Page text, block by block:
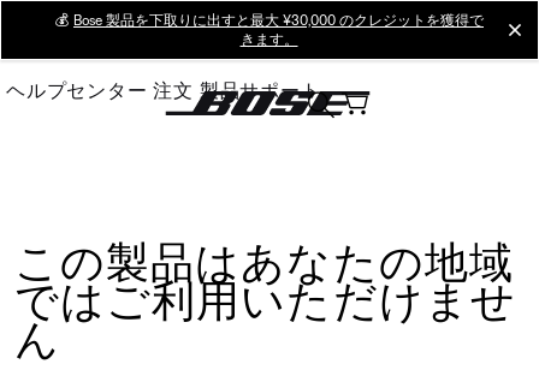
Main
💰 Bose 製品を下取りに出すと最大 ¥30,000 のクレジットを獲得で
きます。
ヘルプセンター 注文 製品サポート
この製品はあなたの地域
ではご利用いただけませ
ん